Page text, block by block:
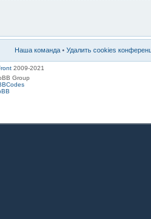
Наша команда • Удалить cookies
2009-2021
Group